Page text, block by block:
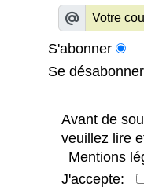
S'abonner
Se désabonner
Avant de
veuillez lire
Mentions
J'accepte: